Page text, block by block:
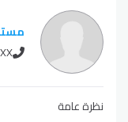
نظرة عامة